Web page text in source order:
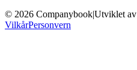
© 2026 Companybook|Utviklet av
VilkårPersonvern